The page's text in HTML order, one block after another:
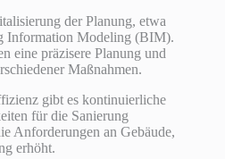
der Planung, etwa
Information Modeling (BIM).
eine präzisere Planung und
Maßnahmen.
gibt es kontinuierliche
für die Sanierung
Anforderungen an Gebäude,
erhöht.